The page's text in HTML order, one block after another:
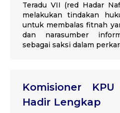
Teradu VII (red Hadar
melakukan tindakan
untuk membalas fitnah
dan narasumber
sebagai saksi dalam
Komisioner
Hadir Lengkap